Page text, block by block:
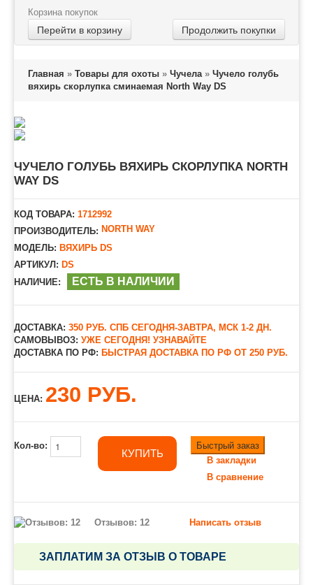
Корзина покупок
Перейти в корзину Продолжить покупки
Главная » Товары для охоты » Чучела» Чучело голубь
вяхирь скорлупка сминаемая North Way DS
ЧУЧЕЛО ГОЛУБЬ ВЯХИРЬ СКОРЛУПКА NORTH
WAY DS
КОД ТОВАРА: 1712992
ПРОИЗВОДИТЕЛЬ: NORTH WAY
МОДЕЛЬ: ВЯХИРЬ DS
АРТИКУЛ: DS
НАЛИЧИЕ:
ЕСТЬ В НАЛИЧИИ
ДОСТАВКА: 350 РУБ. СПБ СЕГОДНЯ-ЗАВТРА, МСК 1-2 ДН.
САМОВЫВОЗ: УЖЕ СЕГОДНЯ! УЗНАВАЙТЕ
ДОСТАВКА ПО РФ: БЫСТРАЯ ДОСТАВКА ПО РФ ОТ 250 РУБ.
ЦЕНА: 230 РУБ.
Кол-во:
КУПИТЬ
Быстрый заказ
В закладки
В сравнение
Отзывов: 12 Написать отзыв
ЗАПЛАТИМ ЗА ОТЗЫВ О ТОВАРЕ